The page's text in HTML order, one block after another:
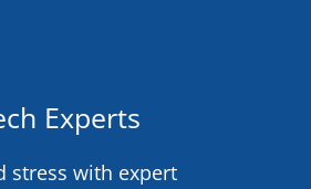
Experts
stress with expert